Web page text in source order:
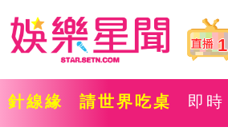
1
針線緣 請世界吃桌 即時